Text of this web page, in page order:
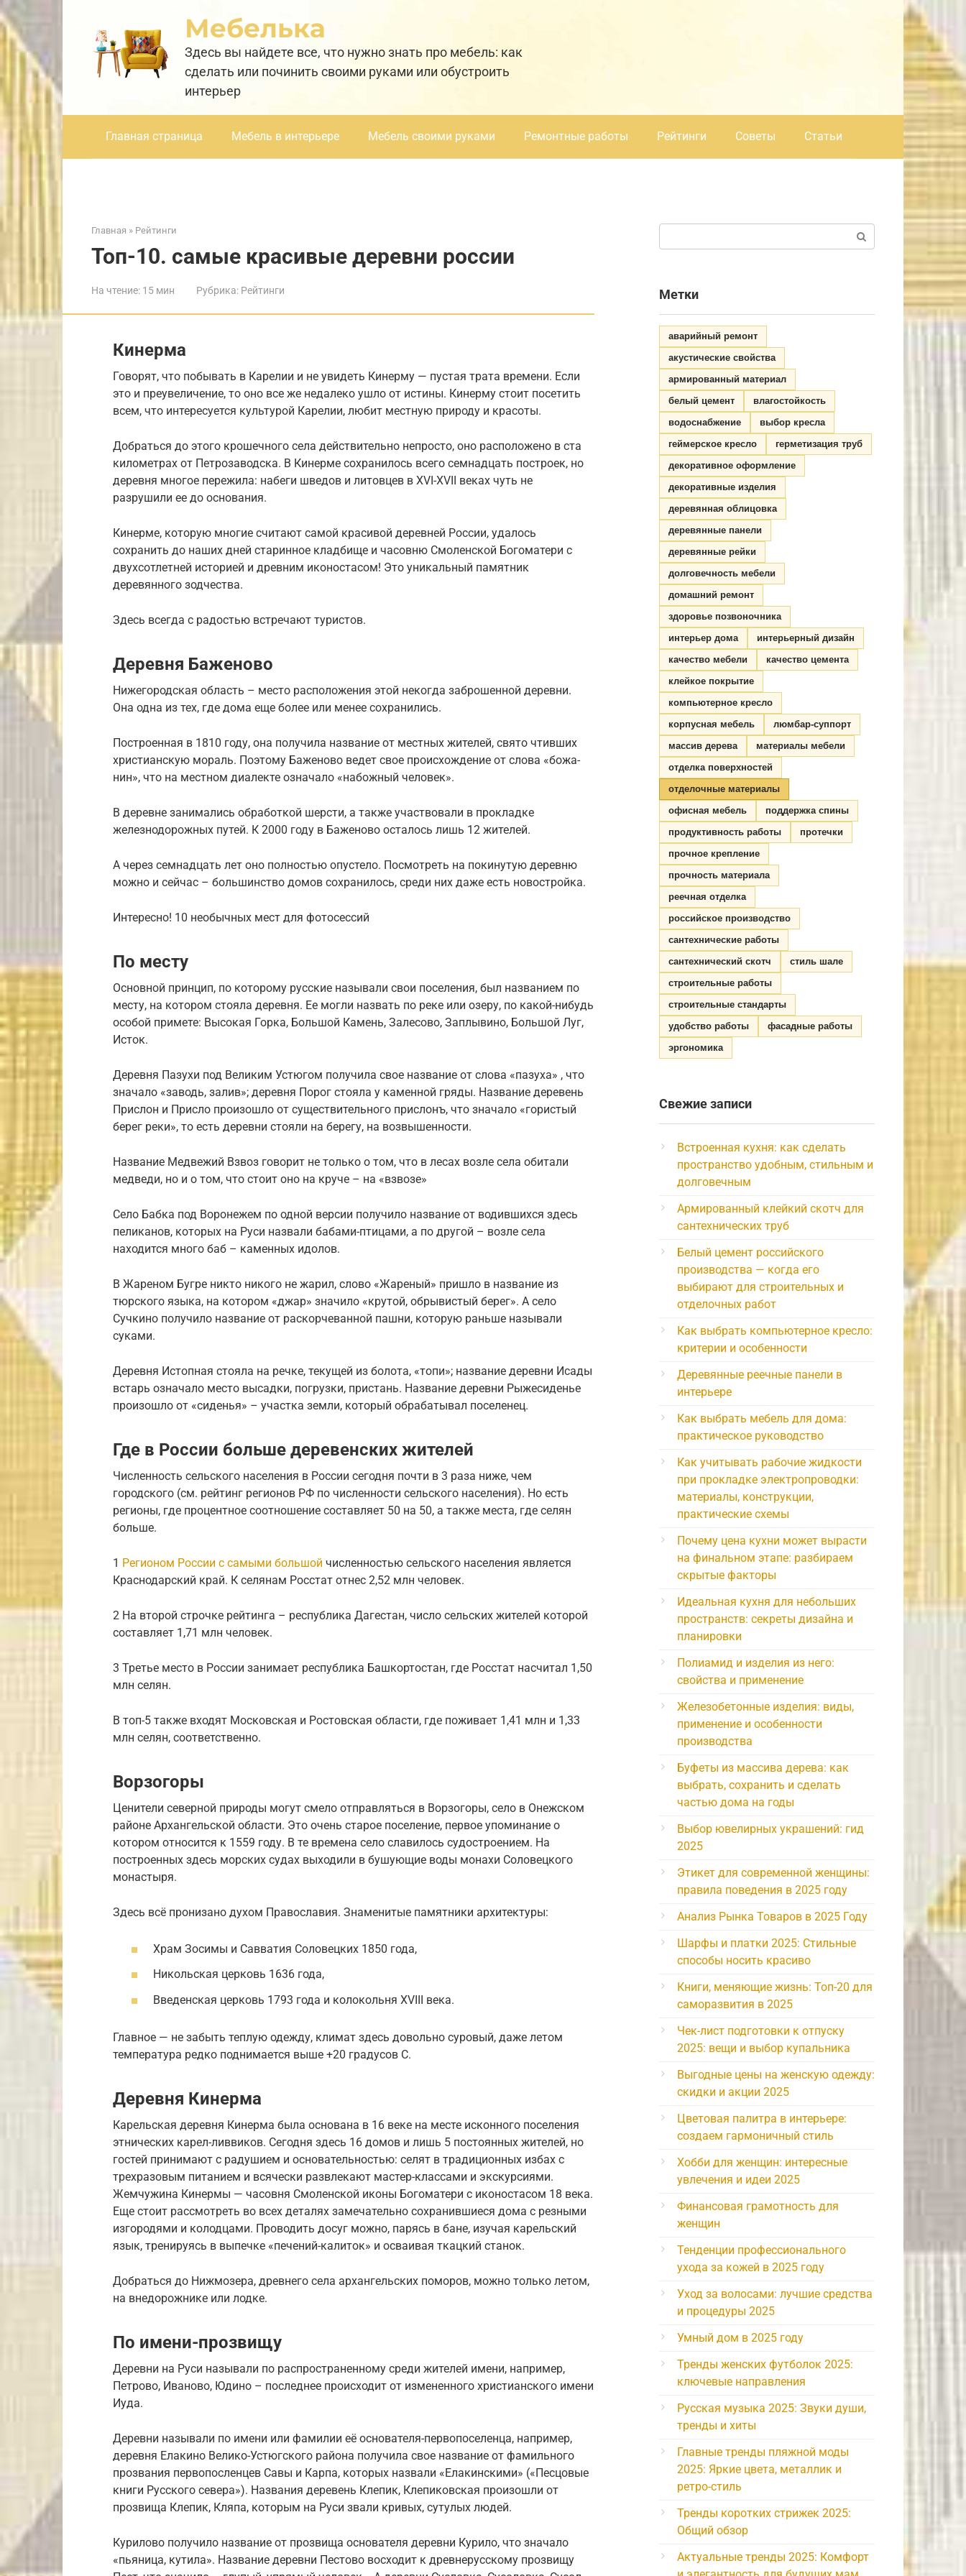
Перейти
к
контенту
Мебелька
Здесь вы найдете все, что нужно знать про мебель: как
сделать или починить своими руками или обустроить
интерьер
Главная страница Мебель в интерьере Мебель своими руками Ремонтные работы Рейтинги Советы Статьи
Главная » Рейтинги
Топ-10. самые красивые деревни россии
На чтение: 15 мин Рубрика: Рейтинги
Кинерма
Говорят, что побывать в Карелии и не увидеть Кинерму — пустая трата времени. Если
это и преувеличение, то оно все же недалеко ушло от истины. Кинерму стоит посетить
всем, что интересуется культурой Карелии, любит местную природу и красоты.
Добраться до этого крошечного села действительно непросто, оно расположено в ста
километрах от Петрозаводска. В Кинерме сохранилось всего семнадцать построек, но
деревня многое пережила: набеги шведов и литовцев в XVI-XVII веках чуть не
разрушили ее до основания.
Кинерме, которую многие считают самой красивой деревней России, удалось
сохранить до наших дней старинное кладбище и часовню Смоленской Богоматери с
двухсотлетней историей и древним иконостасом! Это уникальный памятник
деревянного зодчества.
Здесь всегда с радостью встречают туристов.
Деревня Баженово
Нижегородская область – место расположения этой некогда заброшенной деревни.
Она одна из тех, где дома еще более или менее сохранились.
Построенная в 1810 году, она получила название от местных жителей, свято чтивших
христианскую мораль. Поэтому Баженово ведет свое происхождение от слова «божа-
нин», что на местном диалекте означало «набожный человек».
В деревне занимались обработкой шерсти, а также участвовали в прокладке
железнодорожных путей. К 2000 году в Баженово осталось лишь 12 жителей.
А через семнадцать лет оно полностью опустело. Посмотреть на покинутую деревню
можно и сейчас – большинство домов сохранилось, среди них даже есть новостройка.
Интересно! 10 необычных мест для фотосессий
По месту
Основной принцип, по которому русские называли свои поселения, был названием по
месту, на котором стояла деревня. Ее могли назвать по реке или озеру, по какой-нибудь
особой примете: Высокая Горка, Большой Камень, Залесово, Заплывино, Большой Луг,
Исток.
Деревня Пазухи под Великим Устюгом получила свое название от слова «пазуха» , что
значало «заводь, залив»; деревня Порог стояла у каменной гряды. Название деревень
Прислон и Присло произошло от существительного прислонъ, что значало «гористый
берег реки», то есть деревни стояли на берегу, на возвышенности.
Название Медвежий Взвоз говорит не только о том, что в лесах возле села обитали
медведи, но и о том, что стоит оно на круче – на «взвозе»
Село Бабка под Воронежем по одной версии получило название от водившихся здесь
пеликанов, которых на Руси назвали бабами-птицами, а по другой – возле села
находится много баб – каменных идолов.
В Жареном Бугре никто никого не жарил, слово «Жареный» пришло в название из
тюрского языка, на котором «джар» значило «крутой, обрывистый берег». А село
Сучкино получило название от раскорчеванной пашни, которую раньше называли
суками.
Деревня Истопная стояла на речке, текущей из болота, «топи»; название деревни Исады
встарь означало место высадки, погрузки, пристань. Название деревни Рыжесиденье
произошло от «сиденья» – участка земли, который обрабатывал поселенец.
Где в России больше деревенских жителей
Численность сельского населения в России сегодня почти в 3 раза ниже, чем
городского (см. рейтинг регионов РФ по численности сельского населения). Но есть
регионы, где процентное соотношение составляет 50 на 50, а также места, где селян
больше.
1 Регионом России с самыми большой численностью сельского населения является
Краснодарский край. К селянам Росстат отнес 2,52 млн человек.
2 На второй строчке рейтинга – республика Дагестан, число сельских жителей которой
составляет 1,71 млн человек.
3 Третье место в России занимает республика Башкортостан, где Росстат насчитал 1,50
млн селян.
В топ-5 также входят Московская и Ростовская области, где поживает 1,41 млн и 1,33
млн селян, соответственно.
Ворзогоры
Ценители северной природы могут смело отправляться в Ворзогоры, село в Онежском
районе Архангельской области. Это очень старое поселение, первое упоминание о
котором относится к 1559 году. В те времена село славилось судостроением. На
построенных здесь морских судах выходили в бушующие воды монахи Соловецкого
монастыря.
Здесь всё пронизано духом Православия. Знаменитые памятники архитектуры:
Храм Зосимы и Савватия Соловецких 1850 года,
Никольская церковь 1636 года,
Введенская церковь 1793 года и колокольня XVIII века.
Главное — не забыть теплую одежду, климат здесь довольно суровый, даже летом
температура редко поднимается выше +20 градусов C.
Деревня Кинерма
Карельская деревня Кинерма была основана в 16 веке на месте исконного поселения
этнических карел-ливвиков. Сегодня здесь 16 домов и лишь 5 постоянных жителей, но
гостей принимают с радушием и основательностью: селят в традиционных избах с
трехразовым питанием и всячески развлекают мастер-классами и экскурсиями.
Жемчужина Кинермы — часовня Смоленской иконы Богоматери с иконостасом 18 века.
Еще стоит рассмотреть во всех деталях замечательно сохранившиеся дома с резными
изгородями и колодцами. Проводить досуг можно, парясь в бане, изучая карельский
язык, тренируясь в выпечке «печений-калиток» и осваивая ткацкий станок.
Добраться до Нижмозера, древнего села архангельских поморов, можно только летом,
на внедорожнике или лодке.
По имени-прозвищу
Деревни на Руси называли по распространенному среди жителей имени, например,
Петрово, Иваново, Юдино – последнее происходит от измененного христианского имени
Иуда.
Деревни называли по имени или фамилии её основателя-первопоселенца, например,
деревня Елакино Велико-Устюгского района получила свое название от фамильного
прозвания первопосленцев Савы и Карпа, которых назвали «Елакинскими» («Песцовые
книги Русского севера»). Названия деревень Клепик, Клепиковская произошли от
прозвища Клепик, Кляпа, которым на Руси звали кривых, сутулых людей.
Курилово получило название от прозвища основателя деревни Курило, что значало
«пьяница, кутила». Название деревни Пестово восходит к древнерусскому прозвищу
Метки
аварийный ремонт
акустические свойства
армированный материал
белый цемент
влагостойкость
водоснабжение
выбор кресла
геймерское кресло
герметизация труб
декоративное оформление
декоративные изделия
деревянная облицовка
деревянные панели
деревянные рейки
долговечность мебели
домашний ремонт
здоровье позвоночника
интерьер дома
интерьерный дизайн
качество мебели
качество цемента
клейкое покрытие
компьютерное кресло
корпусная мебель
люмбар-суппорт
массив дерева
материалы мебели
отделка поверхностей
отделочные материалы
офисная мебель
поддержка спины
продуктивность работы
протечки
прочное крепление
прочность материала
реечная отделка
российское производство
сантехнические работы
сантехнический скотч
стиль шале
строительные работы
строительные стандарты
удобство работы
фасадные работы
эргономика
Свежие записи
Встроенная кухня: как сделать
пространство удобным, стильным и
долговечным
Армированный клейкий скотч для
сантехнических труб
Белый цемент российского
производства — когда его
выбирают для строительных и
отделочных работ
Как выбрать компьютерное кресло:
критерии и особенности
Деревянные реечные панели в
интерьере
Как выбрать мебель для дома:
практическое руководство
Как учитывать рабочие жидкости
при прокладке электропроводки:
материалы, конструкции,
практические схемы
Почему цена кухни может вырасти
на финальном этапе: разбираем
скрытые факторы
Идеальная кухня для небольших
пространств: секреты дизайна и
планировки
Полиамид и изделия из него:
свойства и применение
Железобетонные изделия: виды,
применение и особенности
производства
Буфеты из массива дерева: как
выбрать, сохранить и сделать
частью дома на годы
Выбор ювелирных украшений: гид
2025
Этикет для современной женщины:
правила поведения в 2025 году
Анализ Рынка Товаров в 2025 Году
Шарфы и платки 2025: Стильные
способы носить красиво
Книги, меняющие жизнь: Топ-20 для
саморазвития в 2025
Чек-лист подготовки к отпуску
2025: вещи и выбор купальника
Выгодные цены на женскую одежду:
скидки и акции 2025
Цветовая палитра в интерьере:
создаем гармоничный стиль
Хобби для женщин: интересные
увлечения и идеи 2025
Финансовая грамотность для
женщин
Тенденции профессионального
ухода за кожей в 2025 году
Уход за волосами: лучшие средства
и процедуры 2025
Умный дом в 2025 году
Тренды женских футболок 2025:
ключевые направления
Русская музыка 2025: Звуки души,
тренды и хиты
Главные тренды пляжной моды
2025: Яркие цвета, металлик и
ретро-стиль
Тренды коротких стрижек 2025:
Общий обзор
Актуальные тренды 2025: Комфорт